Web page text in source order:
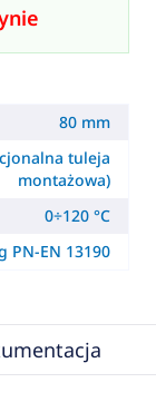
80 mm
tuleja
montażowa)
0÷120 °C
PN-EN 13190